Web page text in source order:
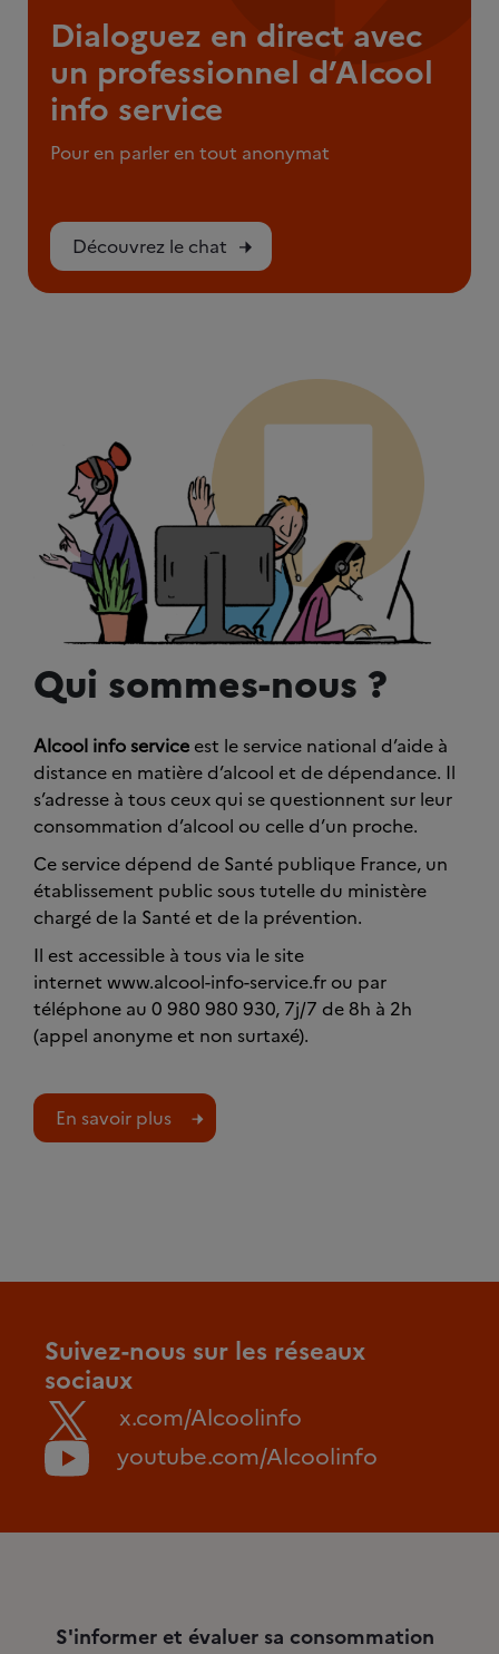
Dialoguez en direct avec
un professionnel d’Alcool
info service
Pour en parler en tout anonymat
Découvrez le chat
Qui sommes-nous ?
Alcool info service est le service national d’aide à
distance en matière d’alcool et de dépendance. Il
s’adresse à tous ceux qui se questionnent sur leur
consommation d’alcool ou celle d’un proche.
Ce service dépend de Santé publique France, un
établissement public sous tutelle du ministère
chargé de la Santé et de la prévention.
Il est accessible à tous via le site
internet www.alcool-info-service.fr ou par
téléphone au 0 980 980 930, 7j/7 de 8h à 2h
(appel anonyme et non surtaxé).
En savoir plus
Suivez-nous sur les réseaux
sociaux
x.com/Alcoolinfo
youtube.com/Alcoolinfo
S'informer et évaluer sa consommation